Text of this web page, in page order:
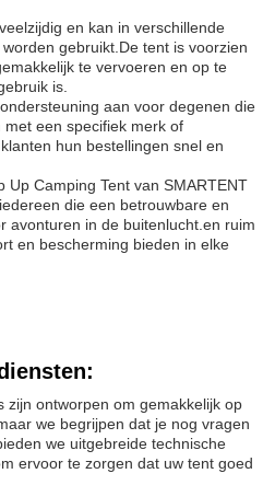
en kan in verschillende
gebruikt.De tent is voorzien
te vervoeren en op te
is.
aan voor degenen die
een specifiek merk of
hun bestellingen snel en
Up Camping Tent van SMARTENT
die een betrouwbare en
avonturen in de buitenlucht.en ruim
en bescherming bieden in elke
zijn ontworpen om gemakkelijk op
we begrijpen dat je nog vragen
we uitgebreide technische
ervoor te zorgen dat uw tent goed